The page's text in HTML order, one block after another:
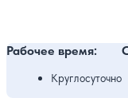
Рабочее время:
Круглосуточно